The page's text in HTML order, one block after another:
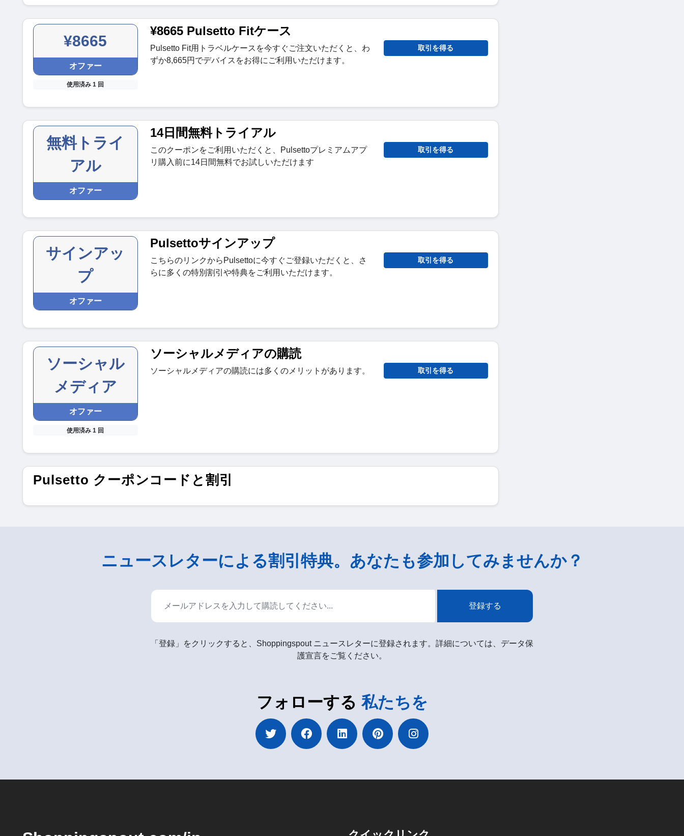
¥8665
オファー
使用済み 1 回
¥8665 Pulsetto Fitケース
Pulsetto Fit用トラベルケースを今すぐご注文いただくと、わ
ずか8,665円でデバイスをお得にご利用いただけます。
取引を得る
無料トライ
アル
オファー
14日間無料トライアル
このクーポンをご利用いただくと、Pulsettoプレミアムアプ
リ購入前に14日間無料でお試しいただけます
取引を得る
サインアッ
プ
オファー
Pulsettoサインアップ
こちらのリンクからPulsettoに今すぐご登録いただくと、さ
らに多くの特別割引や特典をご利用いただけます。
取引を得る
ソーシャル
メディア
オファー
使用済み 1 回
ソーシャルメディアの購読
ソーシャルメディアの購読には多くのメリットがあります。 取引を得る
Pulsetto クーポンコードと割引
ニュースレターによる割引特典。あなたも参加してみませんか？
登録する
「登録」をクリックすると、Shoppingspout ニュースレターに登録されます。詳細については、データ保
護宣言をご覧ください。
フォローする私たちを